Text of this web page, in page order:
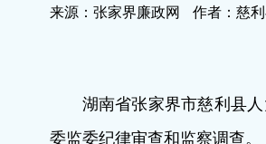
来源：张家界廉政网 作者：慈
湖南省张家界市慈利县
委监委纪律审查和监察调查。